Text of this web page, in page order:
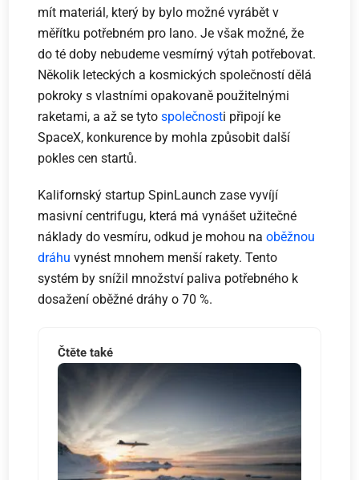
mít materiál, který by bylo možné vyrábět v
měřítku potřebném pro lano. Je však možné, že
do té doby nebudeme vesmírný výtah potřebovat.
Několik leteckých a kosmických společností dělá
pokroky s vlastními opakovaně použitelnými
raketami, a až se tytospolečnosti připojí ke
SpaceX, konkurence by mohla způsobit další
pokles cen startů.
Kalifornský startup SpinLaunch zase vyvíjí
masivní centrifugu, která má vynášet užitečné
náklady do vesmíru, odkud je mohou naoběžnou
dráhu vynést mnohem menší rakety. Tento
systém by snížil množství paliva potřebného k
dosažení oběžné dráhy o 70 %.
Čtěte také